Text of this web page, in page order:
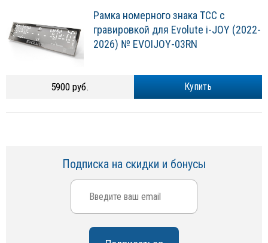
Рамка номерного знака ТСС с
гравировкой для Evolute i-JOY (2022-
2026) № EVOIJOY-03RN
Купить
5900 руб.
Подписка на скидки и бонусы